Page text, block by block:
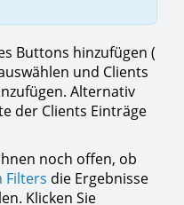
Buttons hinzufügen (
und Clients
Alternativ
der Clients Einträge
noch offen, ob
Filters die Ergebnisse
Klicken Sie